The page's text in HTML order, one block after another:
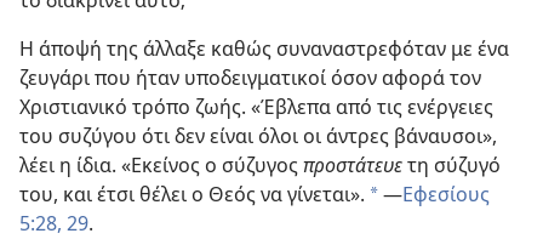
Η άποψή της άλλαξε καθώς συναναστρεφόταν με ένα
ζευγάρι που ήταν υποδειγματικοί όσον αφορά τον
Χριστιανικό τρόπο ζωής. «Έβλεπα από τις ενέργειες
του συζύγου ότι δεν είναι όλοι οι άντρες βάναυσοι»,
λέει η ίδια. «Εκείνος ο σύζυγος προστάτευετη σύζυγό
του, και έτσι θέλει ο Θεός να γίνεται». a​—Εφεσίους
5:28, 29.